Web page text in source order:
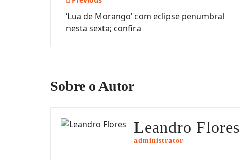
de
‘Lua de Morango’ com eclipse penumbral
nesta sexta; confira
Sobre o Autor
Leandro Flores
administrator